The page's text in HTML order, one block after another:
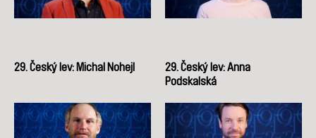
29. Český lev: Michal Nohejl
29. Český lev: Anna
Podskalská